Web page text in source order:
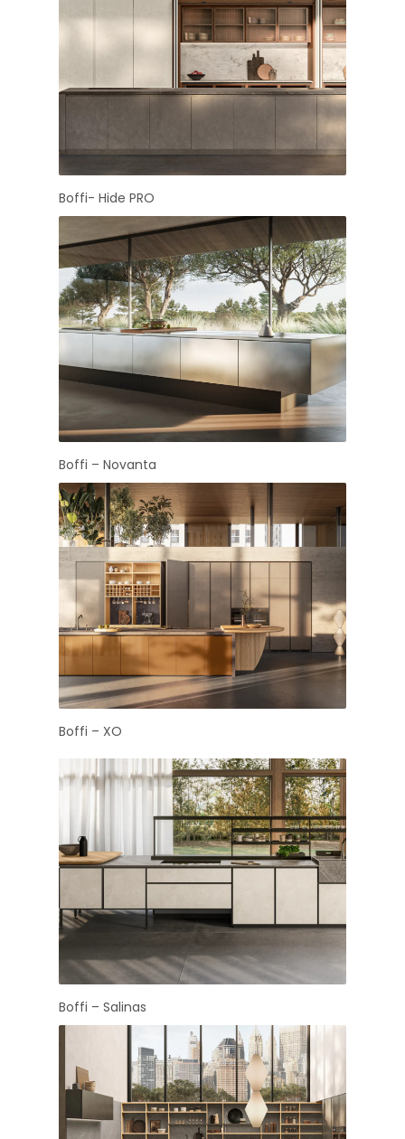
Boffi- Hide PRO
Boffi – Novanta
Boffi – XO
Boffi – Salinas